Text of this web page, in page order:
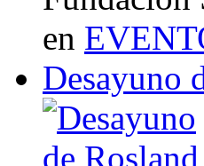
en
Desayuno